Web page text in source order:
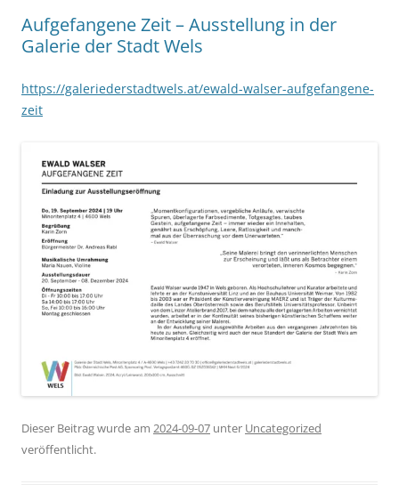
Aufgefangene Zeit – Ausstellung in der
Galerie der Stadt Wels
https://galeriederstadtwels.at/ewald-walser-aufgefangene-
zeit
Dieser Beitrag wurde am 2024-09-07 unter Uncategorized
veröffentlicht.